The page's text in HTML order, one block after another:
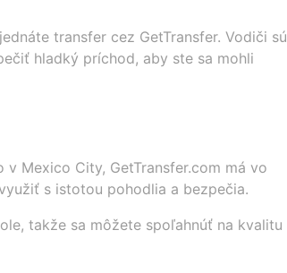
transfer cez GetTransfer. Vodiči sú
hladký príchod, aby ste sa mohli
Mexico City, GetTransfer.com má vo
s istotou pohodlia a bezpečia.
takže sa môžete spoľahnúť na kvalitu